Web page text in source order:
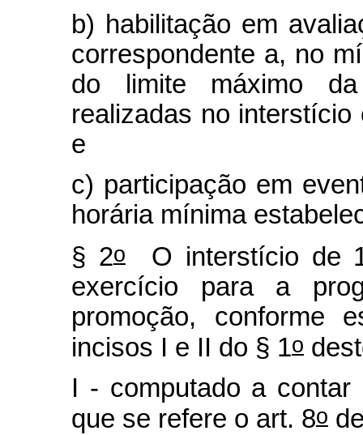
b) habilitação em
correspondente a, no
do limite máximo
realizadas no
e
c) participação em
horária mínima
§ 2oO interstício de
exercício para a
promoção, conforme
incisos I e II do § 1o
I - computado a
que se refere o art. 8o